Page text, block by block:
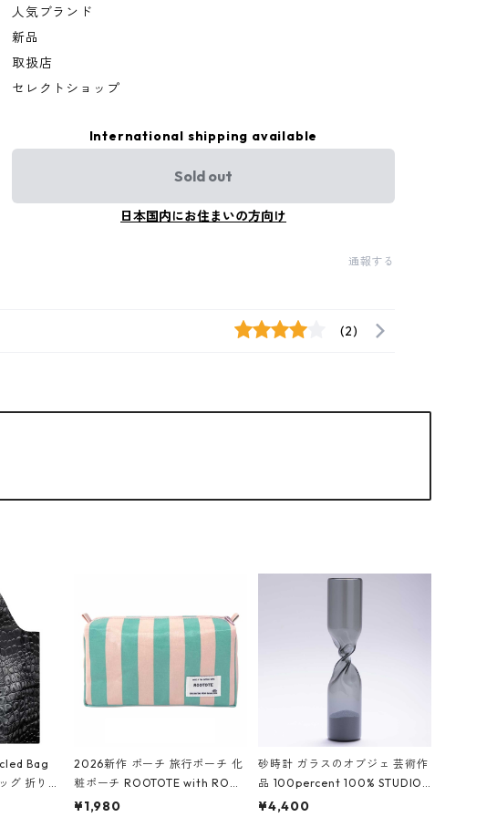
人気ブランド
新品
取扱店
セレクトショップ
International shipping available
Sold out
日本国内にお住まいの方向け
通報する
(2)
Bag
グ 折りた
納ポー
2026新作 ポーチ 旅行ポーチ 化
粧ポーチ ROOTOTE with ROO
pouch 3532 ルートート WR.ポ
¥1,980
砂時計 ガラスのオブジェ 芸術作
品 100percent 100% STUDIO
COHAKU Timeless 100パーセ
¥4,400